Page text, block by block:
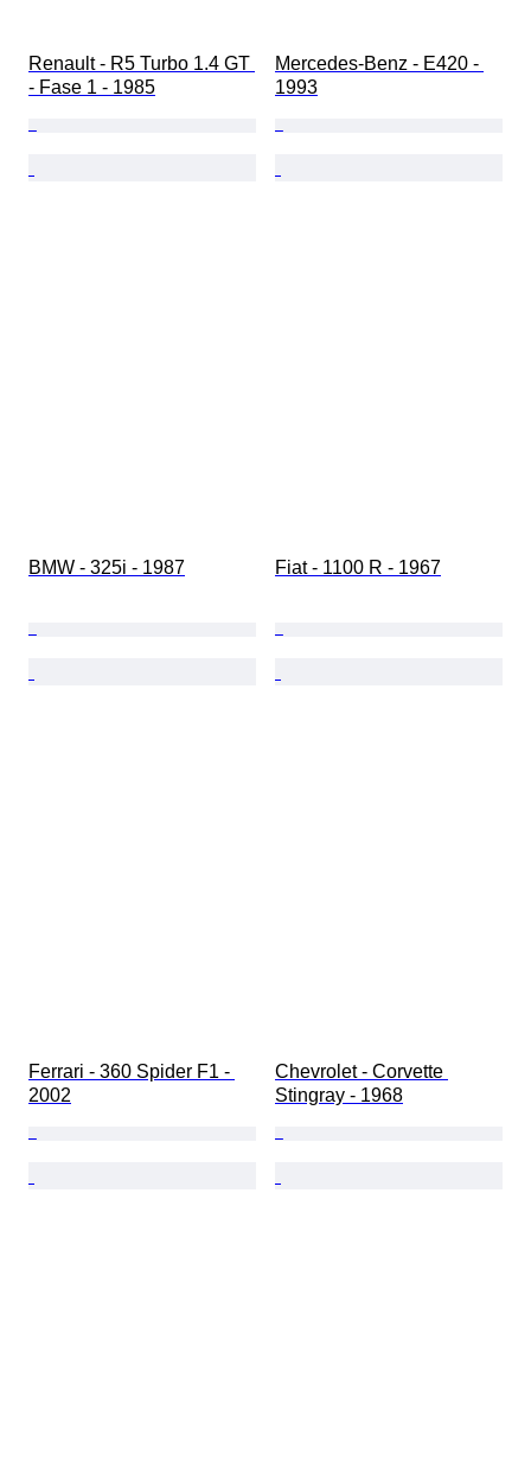
Renault - R5 Turbo 1.4 GT
- Fase 1 - 1985
Mercedes-Benz - E420 -
1993
BMW - 325i - 1987 Fiat - 1100 R - 1967
Ferrari - 360 Spider F1 -
2002
Chevrolet - Corvette
Stingray - 1968